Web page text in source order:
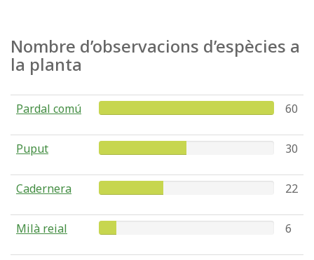
Nombre d’observacions d’espècies a
la planta
Pardal comú 60
Puput 30
Cadernera 22
Milà reial 6